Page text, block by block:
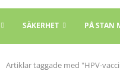
SÄKERHET PÅ STAN
Artiklar taggade med "HPV-